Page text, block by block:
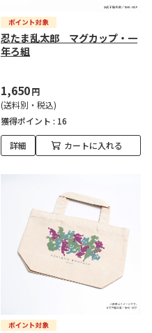
忍たま乱太郎 マグカップ・一
年ろ組
1,650円
(送料別・税込)
獲得ポイント : 16
詳細 カートに入れる